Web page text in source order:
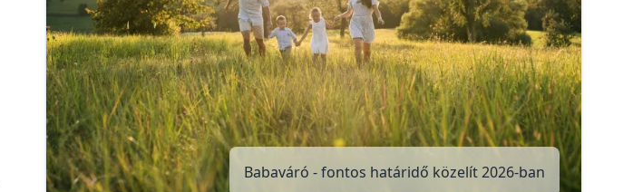
Babaváró - fontos határidő közelít 2026-ban